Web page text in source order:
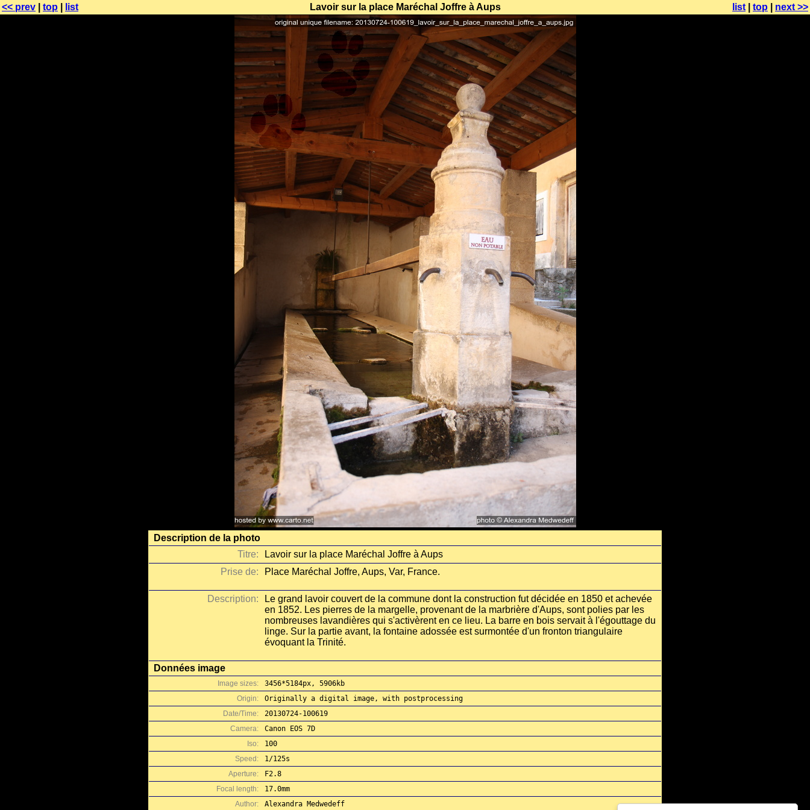
<< prev top list Lavoir sur la place Maréchal Joffre à Aups list top next >>
Description de la photo
Titre:
Lavoir sur la place Maréchal Joffre à Aups
Prise de:
Place Maréchal Joffre, Aups, Var, France.
Description:
Le grand lavoir couvert de la commune dont la construction fut décidée en 1850 et achevée
en 1852. Les pierres de la margelle, provenant de la marbrière d'Aups, sont polies par les
nombreuses lavandières qui s'activèrent en ce lieu. La barre en bois servait à l'égouttage du
linge. Sur la partie avant, la fontaine adossée est surmontée d'un fronton triangulaire
évoquant la Trinité.
Données image
Image sizes:
3456*5184px, 5906kb
Origin:
Originally a digital image, with postprocessing
Date/Time:
20130724-100619
Camera:
Canon EOS 7D
Iso:
100
Speed:
1/125s
Aperture:
F2.8
Focal length:
17.0mm
Author:
Alexandra Medwedeff